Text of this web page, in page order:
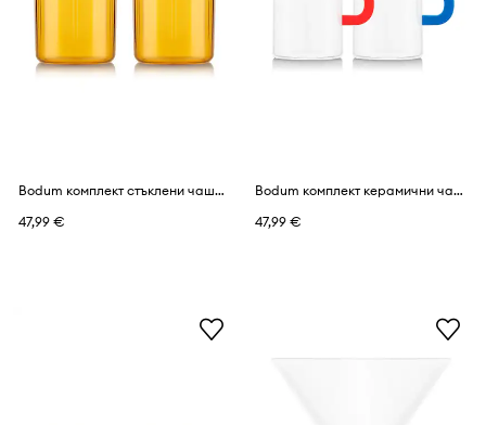
Bodum комплект стъклени чаши от боросиликатно стъкло 0,35 l
47,99 €
Bodum комплект керамични чаши от стъкло 0,3 l
47,99 €